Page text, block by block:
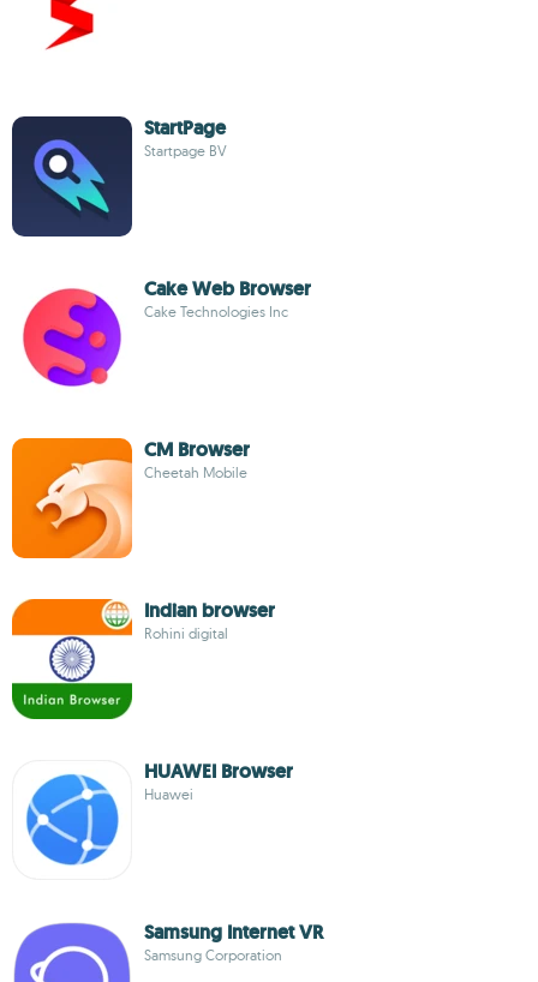
StartPage
Startpage BV
Cake Web Browser
Cake Technologies Inc
CM Browser
Cheetah Mobile
Indian browser
Rohini digital
HUAWEI Browser
Huawei
Samsung Internet VR
Samsung Corporation